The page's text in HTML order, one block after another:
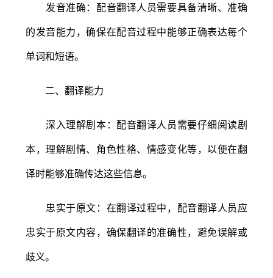
发音准确：配音翻译人员需要具备清晰、准确
的发音能力，确保在配音过程中能够正确表达每个
单词和短语。
二、翻译能力
深入理解剧本：配音翻译人员需要仔细阅读剧
本，理解剧情、角色性格、情感变化等，以便在翻
译时能够准确传达这些信息。
忠实于原文：在翻译过程中，配音翻译人员应
忠实于原文内容，确保翻译的准确性，避免误解或
歧义。